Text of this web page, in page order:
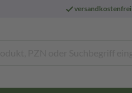
versandkostenfrei